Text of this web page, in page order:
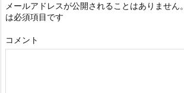
メールアドレスが公開されることはありません。
は必須項目です
コメント